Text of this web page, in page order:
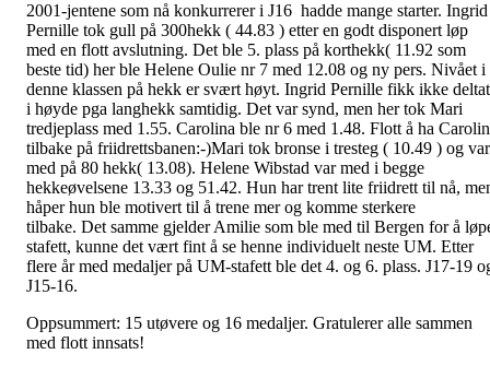
2001-jentene som nå konkurrerer i J16 hadde mange starter. Ingrid
Pernille tok gull på 300hekk ( 44.83 ) etter en godt disponert løp
med en flott avslutning. Det ble 5. plass på korthekk( 11.92 som
beste tid) her ble Helene Oulie nr 7 med 12.08 og ny pers. Nivået i
denne klassen på hekk er svært høyt. Ingrid Pernille fikk ikke
i høyde pga langhekk samtidig. Det var synd, men her tok Mari
tredjeplass med 1.55. Carolina ble nr 6 med 1.48. Flott å ha
tilbake på friidrettsbanen:-)Mari tok bronse i tresteg ( 10.49 ) og var
med på 80 hekk( 13.08). Helene Wibstad var med i begge
hekkeøvelsene 13.33 og 51.42. Hun har trent lite friidrett til nå,
håper hun ble motivert til å trene mer og komme sterkere
tilbake. Det samme gjelder Amilie som ble med til Bergen for å
stafett, kunne det vært fint å se henne individuelt neste UM. Etter
flere år med medaljer på UM-stafett ble det 4. og 6. plass. J17-19
J15-16.
Oppsummert: 15 utøvere og 16 medaljer. Gratulerer alle sammen
med flott innsats!